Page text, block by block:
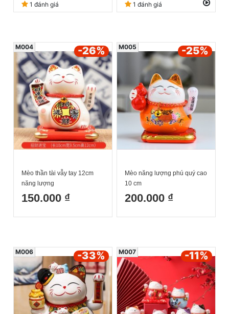
1 đánh giá 1 đánh giá
Mèo thần tài vẫy tay 12cm
năng lượng
150.000 ₫
M004 -26%
Mèo năng lượng phú quý cao
10 cm
200.000 ₫
M005 -25%
M006 -33% M007 -11%